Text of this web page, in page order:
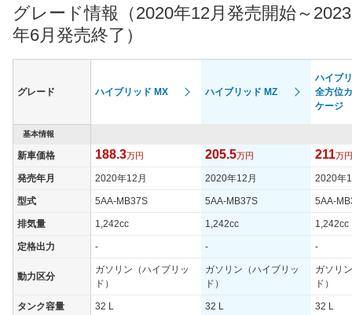
グレード情報（2020年12月発売開始～2023
年6月発売終了）
グレード ハイブリッド MX ハイブリッド MZ
ハイブ
全方位
ケージ
基本情報
新車価格 188.3万円 205.5万円 211万円
発売年月 2020年12月 2020年12月 2020年
型式 5AA-MB37S 5AA-MB37S 5AA-
排気量 1,242cc 1,242cc 1,242cc
定格出力 - - -
動力区分
ガソリン（ハイブリッ
ド）
ガソリン（ハイブリッ
ド）
ガソリ
ド）
タンク容量 32 L 32 L 32 L